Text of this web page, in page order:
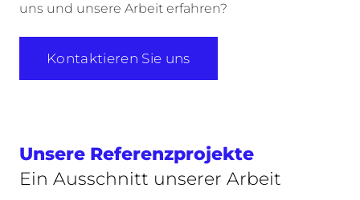
uns und unsere Arbeit erfahren?
Kontaktieren Sie uns
Unsere Referenzprojekte
Ein Ausschnitt unserer Arbeit